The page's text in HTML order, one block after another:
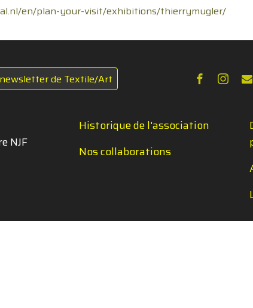
en/plan-your-visit/exhibitions/thierrymugler/
de Textile/Art
NJF
Historique de l'association
Nos collaborations